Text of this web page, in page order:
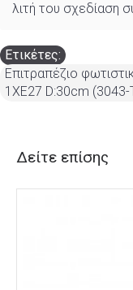
λιτή του σχεδίαση
Ετικέτες:
Επιτραπέζιο
1XE27 D:30cm
Δείτε επίσης